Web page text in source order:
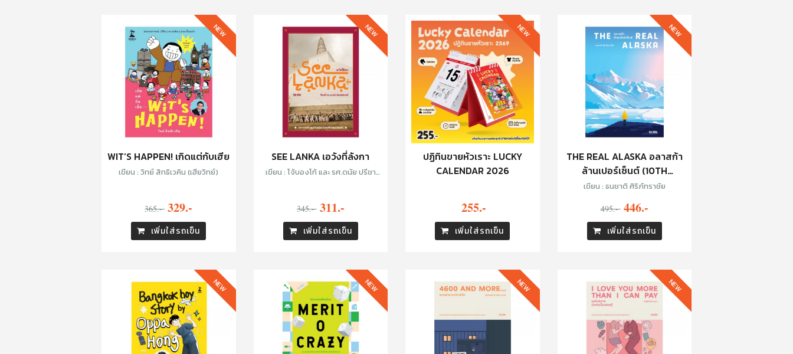
WIT’S HAPPEN! เกิดแต่กับเฮีย
เขียน : วิทย์ สิทธิเวคิน (เฮียวิทย์)
365.- 329.-
เพิ่มใส่รถเข็น
NEW
SEE LANKA เอวังที่ลังกา
เขียน : โจ้บองโก้ และ รศ.ดนัย ปรีชา
345.- 311.-
เพิ่มใส่รถเข็น
NEW
ปฏิทินขายหัวเราะ LUCKY
CALENDAR 2026
255.-
เพิ่มใส่รถเข็น
NEW
THE REAL ALASKA อลาสก้า
ล้านเปอร์เซ็นต์ (10TH
ANNIVERSARY EDITION)
เขียน : ธนชาติ ศิริภัทราชัย
495.- 446.-
เพิ่มใส่รถเข็น
NEW
NEW NEW NEW NEW